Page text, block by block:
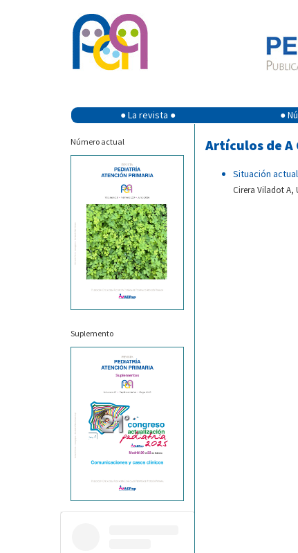
● La revista ● ●
Número actual
Suplemento
Artículos de A
Situación
Cirera Viladot A,